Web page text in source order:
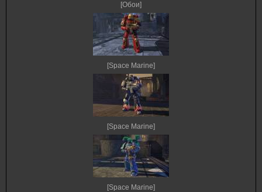
[Обои]
[Space Marine]
[Space Marine]
[Space Marine]